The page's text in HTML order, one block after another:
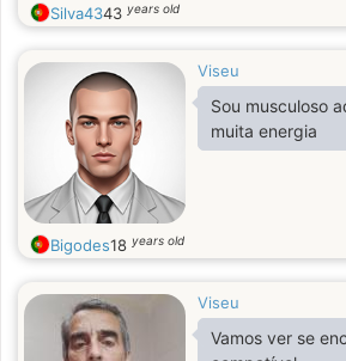
Silva4343 years old
Viseu
Sou musculoso
muita energia
Bigodes18 years old
Viseu
Vamos ver se